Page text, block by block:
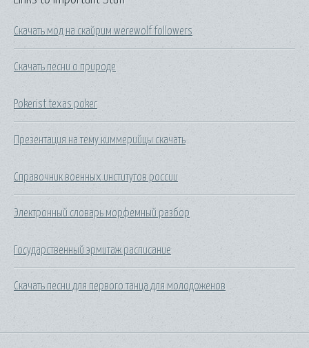
Скачать мод на скайрим werewolf followers
Скачать песни о природе
Pokerist texas poker
Презентация на тему киммерийцы скачать
Справочник военных институтов россии
Электронный словарь морфемный разбор
Государственный эрмитаж расписание
Скачать песни для первого танца для молодоженов